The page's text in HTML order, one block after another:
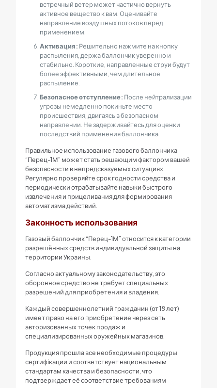
встречный ветер может частично вернуть
активное вещество к вам. Оценивайте
направление воздушных потоков перед
применением.
Активация: Решительно нажмите на кнопку
распыления, держа баллончик уверенно и
стабильно. Короткие, направленные струи будут
более эффективными, чем длительное
распыление.
Безопасное отступление: После нейтрализации
угрозы немедленно покиньте место
происшествия, двигаясь в безопасном
направлении. Не задерживайтесь для оценки
последствий применения баллончика.
Правильное использование газового баллончика
“Перец-1М” может стать решающим фактором вашей
безопасности в непредсказуемых ситуациях.
Регулярно проверяйте срок годности средства и
периодически отрабатывайте навыки быстрого
извлечения и прицеливания для формирования
автоматизма действий.
Законность использования
Газовый баллончик “Перец-1М” относится к категории
разрешённых средств индивидуальной защиты на
территории Украины.
Согласно актуальному законодательству, это
оборонное средство не требует специальных
разрешений для приобретения и владения.
Каждый совершеннолетний гражданин (от 18 лет)
имеет право на его приобретение через сеть
авторизованных точек продаж и
специализированных оружейных магазинов.
Продукция прошла все необходимые процедуры
сертифікации и соответствует национальным
стандартам качества и безопасности, что
подтверждает её соответствие требованиям